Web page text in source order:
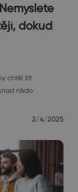
dokud
chtěl žít
nikdo
2/4/2025